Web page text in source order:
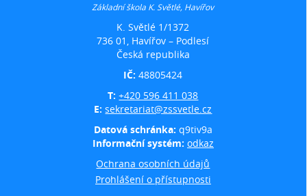
Základní škola K. Světlé, Havířov
K. Světlé 1/1372
736 01, Havířov – Podlesí
Česká republika
IČ:48805424
T:+420 596 411 038
E:sekretariat@zssvetle.cz
Datová schránka: q9tiv9a
Informační systém: odkaz
Ochrana osobních údajů
Prohlášení o přístupnosti